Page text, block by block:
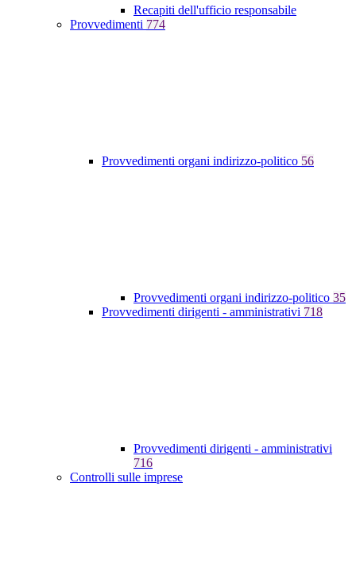
Recapiti dell'ufficio responsabile
Provvedimenti 774
Provvedimenti organi indirizzo-politico 56
Provvedimenti organi indirizzo-politico 35
Provvedimenti dirigenti - amministrativi 718
Provvedimenti dirigenti - amministrativi
716
Controlli sulle imprese